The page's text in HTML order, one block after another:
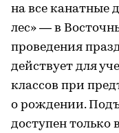
на все канатные
лес» — в
проведения
действует для
классов при
о рождении.
доступен только